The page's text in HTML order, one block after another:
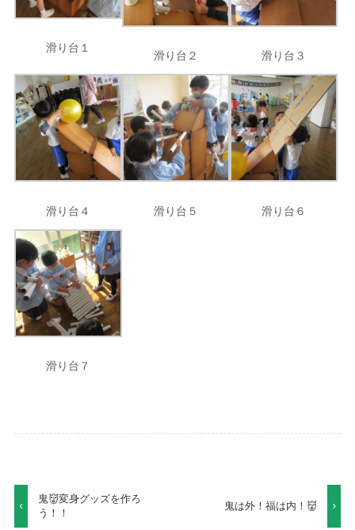
滑り台１
滑り台２ 滑り台３
滑り台４ 滑り台５ 滑り台６
滑り台７
鬼👹変身グッズを作ろ
う！！
鬼は外！福は内！👹